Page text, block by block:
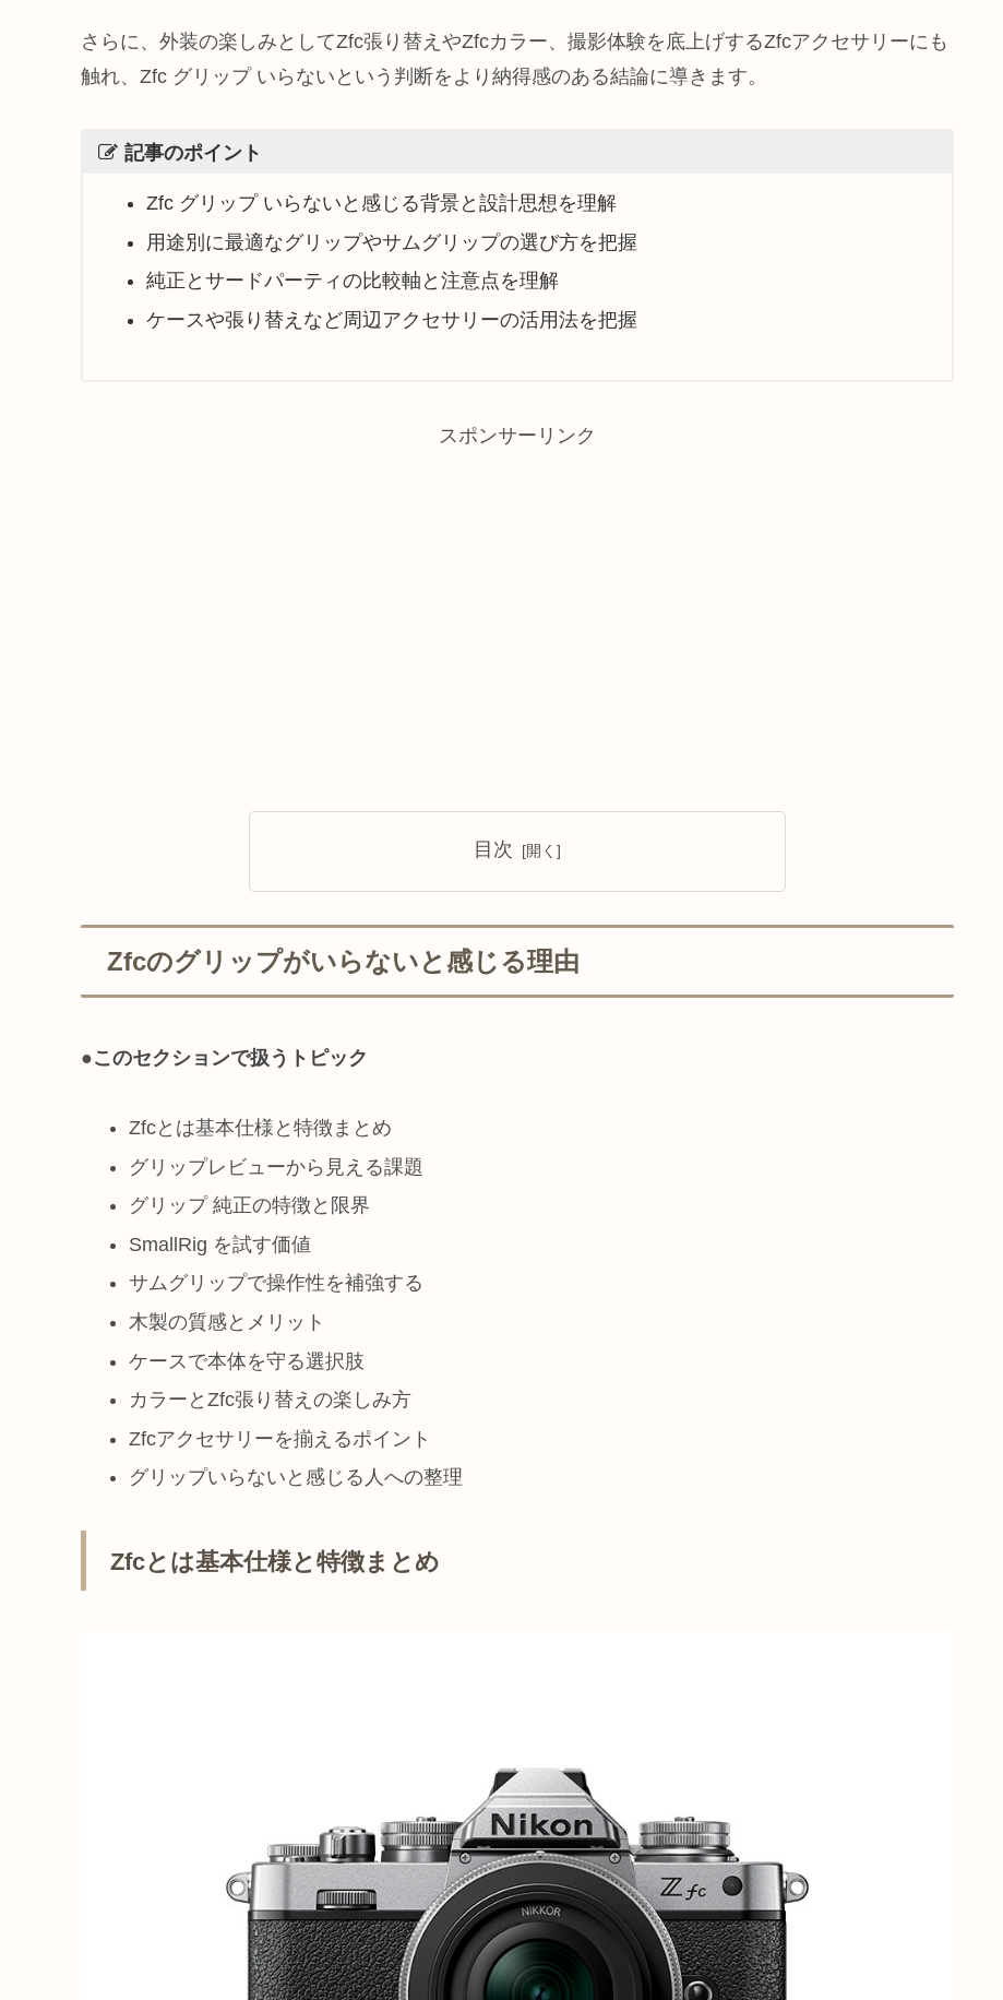
さらに、外装の楽しみとしてZfc張り替えやZfcカラー、撮影体験を底上げするZfcアクセサリーにも
触れ、Zfc グリップ いらないという判断をより納得感のある結論に導きます。
記事のポイント
Zfc グリップ いらないと感じる背景と設計思想を理解
用途別に最適なグリップやサムグリップの選び方を把握
純正とサードパーティの比較軸と注意点を理解
ケースや張り替えなど周辺アクセサリーの活用法を把握
スポンサーリンク
目次
Zfcのグリップがいらないと感じる理由
●このセクションで扱うトピック
Zfcとは基本仕様と特徴まとめ
グリップレビューから見える課題
グリップ 純正の特徴と限界
SmallRig を試す価値
サムグリップで操作性を補強する
木製の質感とメリット
ケースで本体を守る選択肢
カラーとZfc張り替えの楽しみ方
Zfcアクセサリーを揃えるポイント
グリップいらないと感じる人への整理
Zfcとは基本仕様と特徴まとめ